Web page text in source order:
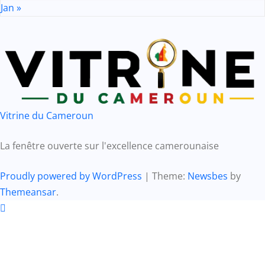
Jan »
Vitrine du Cameroun
La fenêtre ouverte sur l'excellence camerounaise
Proudly powered by WordPress | Theme: Newsbes by
Themeansar.